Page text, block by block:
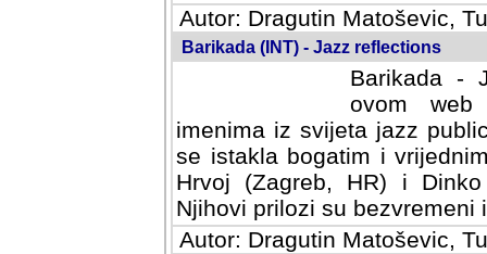
Autor: Dragutin Matoševic,
Barikada (INT) - Jazz reflections
Barikada -
ovom web
imenima iz svijeta jazz
se istakla bogatim i
Hrvoj (Zagreb, HR) i
Njihovi prilozi su bezvremeni
Autor: Dragutin Matoševic,